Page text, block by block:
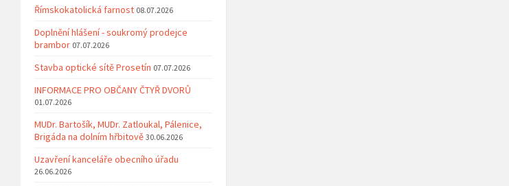
Římskokatolická farnost 08.07.2026
Doplnění hlášení - soukromý prodejce
brambor 07.07.2026
Stavba optické sítě Prosetín 07.07.2026
INFORMACE PRO OBČANY ČTYŘ DVORŮ
01.07.2026
MUDr. Bartošík, MUDr. Zatloukal, Pálenice,
Brigáda na dolním hřbitově 30.06.2026
Uzavření kanceláře obecního úřadu
26.06.2026